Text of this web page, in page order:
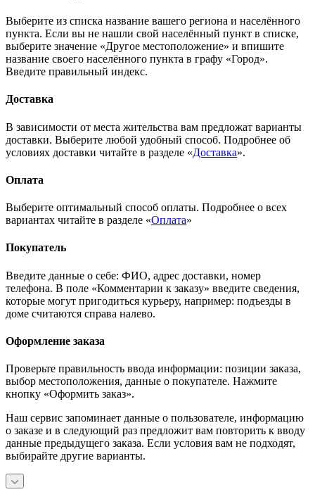
Выберите из списка название вашего региона и населённого
пункта. Если вы не нашли свой населённый пункт в списке,
выберите значение «Другое местоположение» и впишите
название своего населённого пункта в графу «Город».
Введите правильный индекс.
Доставка
В зависимости от места жительства вам предложат варианты
доставки. Выберите любой удобный способ. Подробнее об
условиях доставки читайте в разделе «Доставка».
Оплата
Выберите оптимальный способ оплаты. Подробнее о всех
вариантах читайте в разделе «Оплата»
Покупатель
Введите данные о себе: ФИО, адрес доставки, номер
телефона. В поле «Комментарии к заказу» введите сведения,
которые могут пригодиться курьеру, например: подъезды в
доме считаются справа налево.
Оформление заказа
Проверьте правильность ввода информации: позиции заказа,
выбор местоположения, данные о покупателе. Нажмите
кнопку «Оформить заказ».
Наш сервис запоминает данные о пользователе, информацию
о заказе и в следующий раз предложит вам повторить к вводу
данные предыдущего заказа. Если условия вам не подходят,
выбирайте другие варианты.